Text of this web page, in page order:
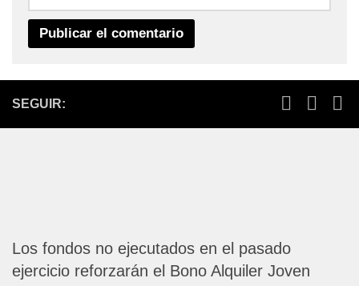
SEGUIR:
Los fondos no ejecutados en el pasado
ejercicio reforzarán el Bono Alquiler Joven